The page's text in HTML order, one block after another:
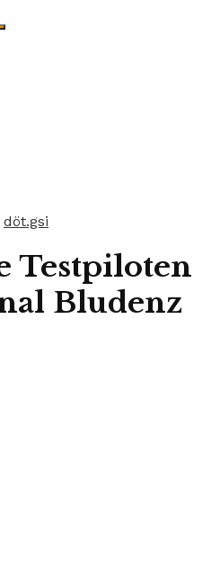
döt.gsi
Testpiloten
Bludenz